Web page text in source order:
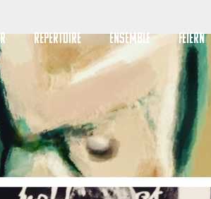
REPERTOIRE ENSEMBLE FEIERN